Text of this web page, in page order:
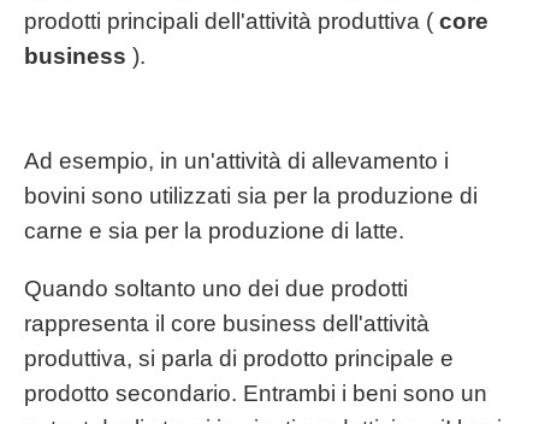
prodotti principali dell'attività produttiva ( core
business ).
Ad esempio, in un'attività di allevamento i
bovini sono utilizzati sia per la produzione di
carne e sia per la produzione di latte.
Quando soltanto uno dei due prodotti
rappresenta il core business dell'attività
produttiva, si parla di prodotto principale e
prodotto secondario. Entrambi i beni sono un